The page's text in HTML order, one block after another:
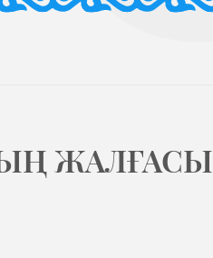
ЖАЛҒАСЫ